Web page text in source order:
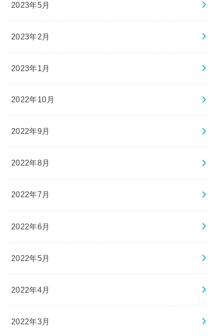
2023年5月
2023年2月
2023年1月
2022年10月
2022年9月
2022年8月
2022年7月
2022年6月
2022年5月
2022年4月
2022年3月